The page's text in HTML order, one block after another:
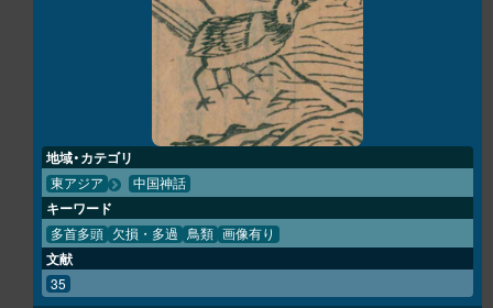
地域・カテゴリ
東アジア 中国神話
キーワード
多首多頭 欠損・多過 鳥類 画像有り
文献
35